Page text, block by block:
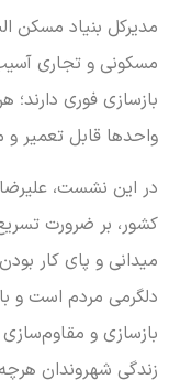
بازسازی فوری
واحدها قابل تعمیر
در این نشست،
کشور، بر ضرورت
میدانی و پای کار
دلگرمی مردم است و
بازسازی و
زندگی شهروندان